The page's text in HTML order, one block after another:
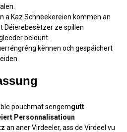
a Kaz Schneekereien kommen an
Déierebesëtzer ze spillen
belount.
kënnen och gespäichert
pouchmat sengemgutt
Personnalisatioun
an aner Virdeeler, ass de Virdeel vu